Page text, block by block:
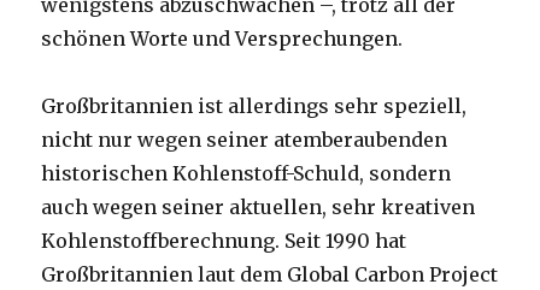
wenigstens abzuschwächen –, trotz all der
schönen Worte und Versprechungen.
Großbritannien ist allerdings sehr speziell,
nicht nur wegen seiner atemberaubenden
historischen Kohlenstoff-Schuld, sondern
auch wegen seiner aktuellen, sehr kreativen
Kohlenstoffberechnung. Seit 1990 hat
Großbritannien laut dem Global Carbon Project